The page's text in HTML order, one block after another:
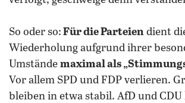
So oder so: Für die Parteien dient
Wiederholung aufgrund ihrer
Umstände maximal als
Vor allem SPD und FDP verlieren.
bleiben in etwa stabil. AfD und CDU